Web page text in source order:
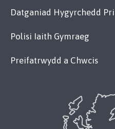
Datganiad Hygyrchedd
Polisi Iaith Gymraeg
Preifatrwydd a Chwcis